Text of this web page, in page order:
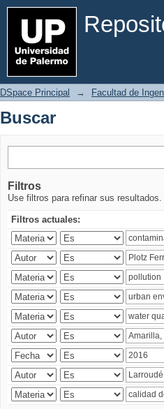
Buscar
DSpace Principal → Facultad de
Buscar
Filtros
Use filtros para refinar sus resultados.
Filtros actuales: